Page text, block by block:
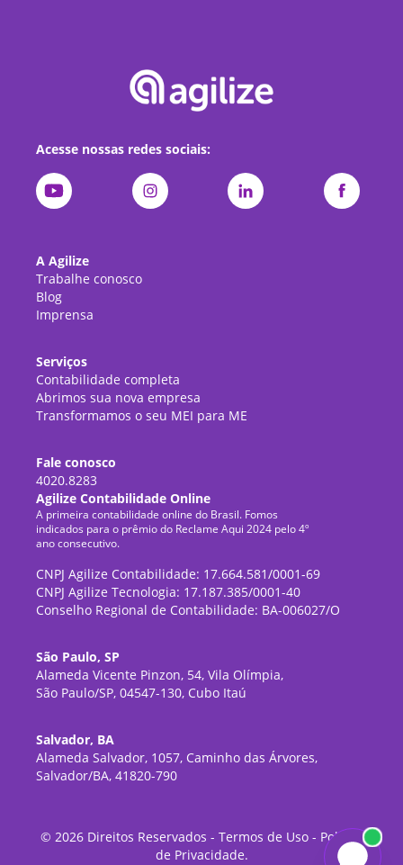
Acesse nossas redes sociais:
A Agilize
Trabalhe conosco
Blog
Imprensa
Serviços
Contabilidade completa
Abrimos sua nova empresa
Transformamos o seu MEI para ME
Fale conosco
4020.8283
Agilize Contabilidade Online
A primeira contabilidade online do Brasil. Fomos
indicados para o prêmio do Reclame Aqui 2024 pelo 4º
ano consecutivo.
CNPJ Agilize Contabilidade: 17.664.581/0001-69
CNPJ Agilize Tecnologia: 17.187.385/0001-40
Conselho Regional de Contabilidade: BA-006027/O
São Paulo, SP
Alameda Vicente Pinzon, 54, Vila Olímpia,
São Paulo/SP, 04547-130, Cubo Itaú
Salvador, BA
Alameda Salvador, 1057, Caminho das Árvores,
Salvador/BA, 41820-790
© 2026Direitos Reservados - Termos de Uso- Política
de Privacidade.